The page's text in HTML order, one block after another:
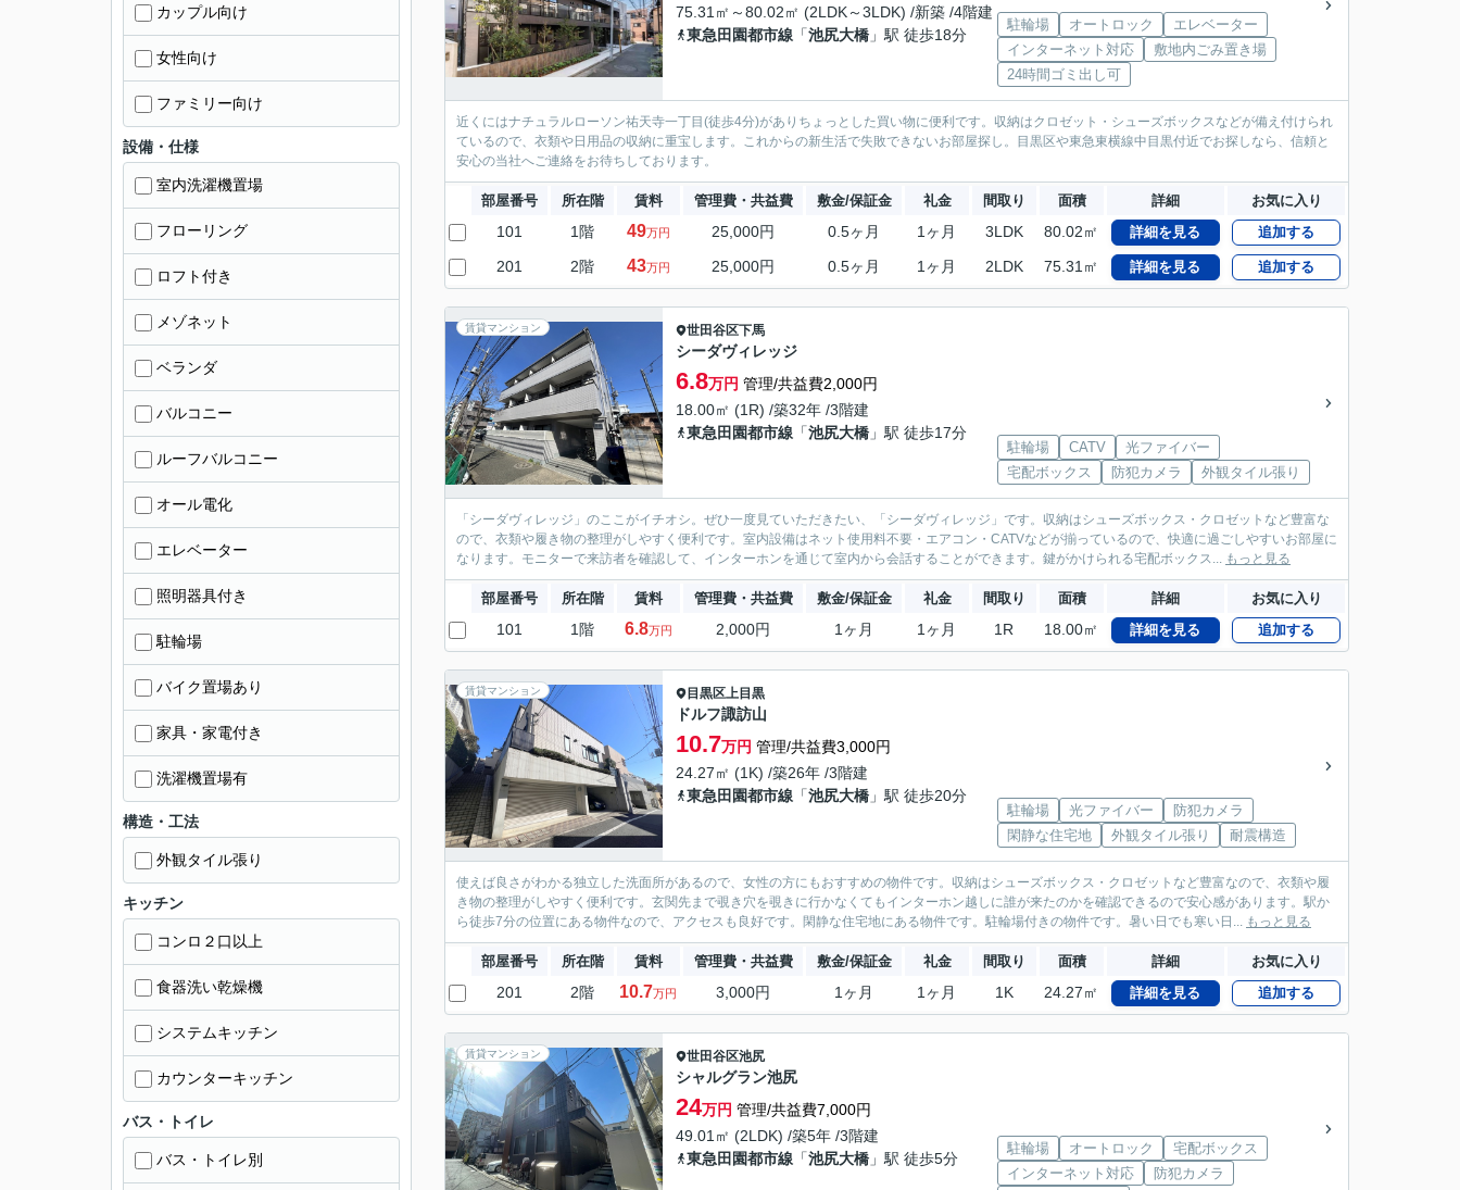
75.31㎡～80.02㎡ (2LDK～3LDK) /新築 /4階建
東急田園都市線 「池尻大橋 」駅 徒歩18分
駐輪場 オートロック
エレベーター
インターネット対応
敷地内ごみ置き場
24時間ゴミ出し可
近くにはナチュラルローソン祐天寺一丁目(徒歩4分)がありちょっとした買い物に便利です。収納はクロゼット・シューズボックスなどが備え付けられ
ているので、衣類や日用品の収納に重宝します。これからの新生活で失敗できないお部屋探し。目黒区や東急東横線中目黒付近でお探しなら、信頼と
安心の当社へご連絡をお待ちしております。
部屋番号 所在階 賃料 管理費・共益費 敷金/保証金 礼金 間取り 面積 詳細 お気に入り
101 1階 49万円 25,000円 0.5ヶ月 1ヶ月 3LDK 80.02㎡ 詳細を見る 追加する
201 2階 43万円 25,000円 0.5ヶ月 1ヶ月 2LDK 75.31㎡ 詳細を見る 追加する
賃貸マンション 世田谷区下馬
シーダヴィレッジ
6.8万円 管理/共益費2,000円
18.00㎡ (1R) /築32年 /3階建
東急田園都市線 「池尻大橋 」駅 徒歩17分
駐輪場 CATV
光ファイバー
宅配ボックス
防犯カメラ 外観タイル張り
「シーダヴィレッジ」のここがイチオシ。ぜひ一度見ていただきたい、「シーダヴィレッジ」です。収納はシューズボックス・クロゼットなど豊富な
ので、衣類や履き物の整理がしやすく便利です。室内設備はネット使用料不要・エアコン・CATVなどが揃っているので、快適に過ごしやすいお部屋に
なります。モニターで来訪者を確認して、インターホンを通じて室内から会話することができます。鍵がかけられる宅配ボックス... もっと見る
部屋番号 所在階 賃料 管理費・共益費 敷金/保証金 礼金 間取り 面積 詳細 お気に入り
101 1階 6.8万円 2,000円 1ヶ月 1ヶ月 1R 18.00㎡ 詳細を見る 追加する
賃貸マンション 目黒区上目黒
ドルフ諏訪山
10.7万円 管理/共益費3,000円
24.27㎡ (1K) /築26年 /3階建
東急田園都市線 「池尻大橋 」駅 徒歩20分
駐輪場 光ファイバー
防犯カメラ
閑静な住宅地
外観タイル張り 耐震構造
使えば良さがわかる独立した洗面所があるので、女性の方にもおすすめの物件です。収納はシューズボックス・クロゼットなど豊富なので、衣類や履
き物の整理がしやすく便利です。玄関先まで覗き穴を覗きに行かなくてもインターホン越しに誰が来たのかを確認できるので安心感があります。駅か
ら徒歩7分の位置にある物件なので、アクセスも良好です。閑静な住宅地にある物件です。駐輪場付きの物件です。暑い日でも寒い日... もっと見る
部屋番号 所在階 賃料 管理費・共益費 敷金/保証金 礼金 間取り 面積 詳細 お気に入り
201 2階 10.7万円 3,000円 1ヶ月 1ヶ月 1K 24.27㎡ 詳細を見る 追加する
賃貸マンション 世田谷区池尻
シャルグラン池尻
24万円 管理/共益費7,000円
49.01㎡ (2LDK) /築5年 /3階建
東急田園都市線 「池尻大橋 」駅 徒歩5分
駐輪場 オートロック
宅配ボックス
インターネット対応
防犯カメラ
カップル向け
女性向け
ファミリー向け
設備・仕様
室内洗濯機置場
フローリング
ロフト付き
メゾネット
ベランダ
バルコニー
ルーフバルコニー
オール電化
エレベーター
照明器具付き
駐輪場
バイク置場あり
家具・家電付き
洗濯機置場有
構造・工法
外観タイル張り
キッチン
コンロ２口以上
食器洗い乾燥機
システムキッチン
カウンターキッチン
バス・トイレ
バス・トイレ別